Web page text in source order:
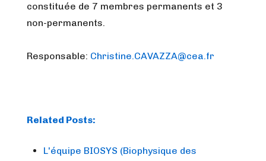
constituée de 7 membres permanents et 3
non-permanents.
Responsable: Christine.CAVAZZA@cea.fr
Related Posts:
L'équipe BIOSYS (Biophysique des